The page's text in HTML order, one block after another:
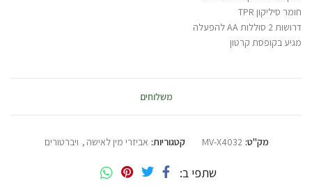
חומר סיליקון TPR
דרושות 2 סוללות AA להפעלה
מגיע בקופסת קרטון
משלוחים
מק"ט: MV-X4032 קטגוריות: אביזרי מין לאישה , ויברטורים
שתפי ב